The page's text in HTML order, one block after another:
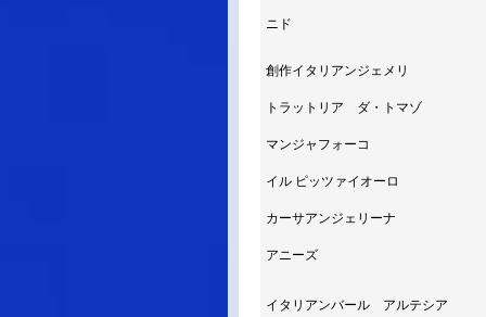
ニド
創作イタリアンジェメリ
トラットリア ダ・トマゾ
マンジャフォーコ
イル ピッツァイオーロ
カーサアンジェリーナ
アニーズ
イタリアンバール アルテシア